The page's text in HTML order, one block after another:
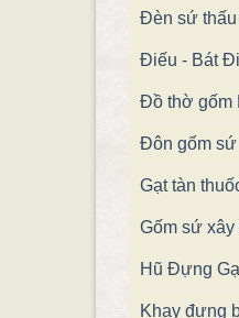
Đèn sứ thấu
Điếu - Bát
Đồ thờ gốm
Đôn gốm sứ
Gạt tàn
Gốm sứ xây
Hũ Đựng
Khay đựng